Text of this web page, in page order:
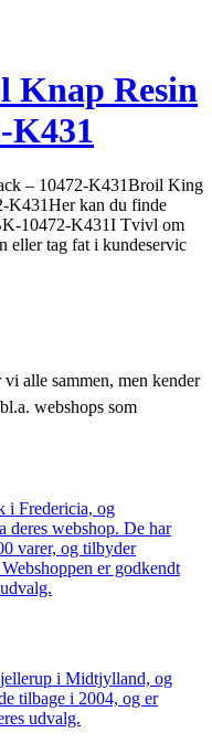
Knap Resin
K431
– 10472-K431Broil King
K431Her kan du finde
10472-K431I Tvivl om
eller tag fat i kundeservic
alle sammen, men kender
webshops som
i Fredericia, og
deres webshop. De har
varer, og tilbyder
er godkendt
i Midtjylland, og
tilbage i 2004, og er
udvalg.